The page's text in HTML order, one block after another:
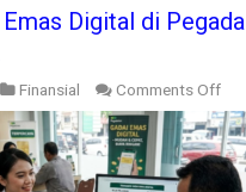
Emas Digital di
Finansial Comments Offon
Biaya